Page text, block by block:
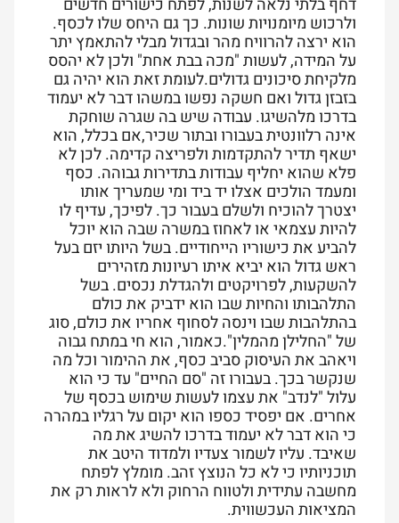
דחף בלתי נלאה לשנות, לפתח כישורים חדשים
ולרכוש מיומנויות שונות. כך גם היחס שלו לכסף.
הוא ירצה להרוויח מהר ובגדול מבלי להתאמץ יתר
על המידה, לעשות "מכה בבת אחת" ולכן לא יהסס
מלקיחת סיכונים גדולים.לעומת זאת הוא יהיה גם
בזבזן גדול ואם חשקה נפשו במשהו דבר לא יעמוד
בדרכו מלהשיגו. עבודה שיש בה שגרה שוחקת
אינה רלוונטית בעבורו ובתור שכיר,אם בכלל, הוא
ישאף תדיר להתקדמות ולפריצה קדימה. לכן לא
פלא שהוא יחליף עבודות בתדירות גבוהה. כסף
ומעמד הולכים אצלו יד ביד ומי שמעריך אותו
יצטרך להוכיח ולשלם בעבור כך. לפיכך, עדיף לו
להיות עצמאי או לאחוז במשרה שבה הוא יוכל
להביע את כישוריו הייחודיים. בשל היותו יזם בעל
ראש גדול הוא יביא איתו רעיונות מזהירים
להשקעות, לפרויקטים ולהגדלת נכסים. בשל
התלהבותו והחיות שבו הוא ידביק את כולם
בהתלהבות שבו וינסה לסחוף אחריו את כולם, סוג
של "החלילן מהמלין".כאמור, הוא חי במתח גבוה
ויאהב את העיסוק סביב כסף, את ההימור וכל מה
שנקשר בכך. בעבורו זה "סם החיים" עד כי הוא
עלול "לנדב" את עצמו לעשות שימוש בכסף של
אחרים. אם יפסיד כספו הוא יקום על רגליו במהרה
כי הוא דבר לא יעמוד בדרכו להשיג את מה
שאיבד. עליו לשמור צעדיו ולמדוד היטב את
תוכניותיו כי לא כל הנוצץ זהב. מומלץ לפתח
מחשבה עתידית ולטווח הרחוק ולא לראות רק את
המציאות העכשווית.